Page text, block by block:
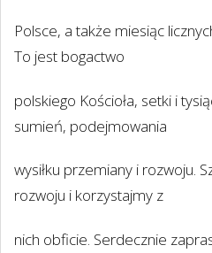
Polsce, a także miesiąc
To jest bogactwo
polskiego Kościoła, setki i
sumień, podejmowania
wysiłku przemiany i rozwoju.
rozwoju i korzystajmy z
nich obficie. Serdecznie